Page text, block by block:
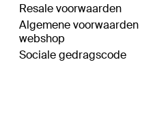
Resale voorwaarden
Algemene voorwaarden
webshop
Sociale gedragscode